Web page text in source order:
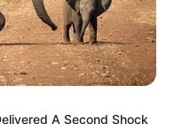
°C warmen Wasser,
Außenbecken mit
Saunabereich.
.
sorgt
A Second Shock